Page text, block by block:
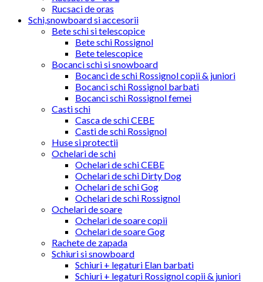
Rucsaci de oras
Schi,snowboard si accesorii
Bete schi si telescopice
Bete schi Rossignol
Bete telescopice
Bocanci schi si snowboard
Bocanci de schi Rossignol copii & juniori
Bocanci schi Rossignol barbati
Bocanci schi Rossignol femei
Casti schi
Casca de schi CEBE
Casti de schi Rossignol
Huse si protectii
Ochelari de schi
Ochelari de schi CEBE
Ochelari de schi Dirty Dog
Ochelari de schi Gog
Ochelari de schi Rossignol
Ochelari de soare
Ochelari de soare copii
Ochelari de soare Gog
Rachete de zapada
Schiuri si snowboard
Schiuri + legaturi Elan barbati
Schiuri + legaturi Rossignol copii & juniori